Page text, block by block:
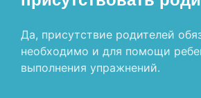
Да, присутствие родителей
необходимо и для помощи
выполнения упражнений.